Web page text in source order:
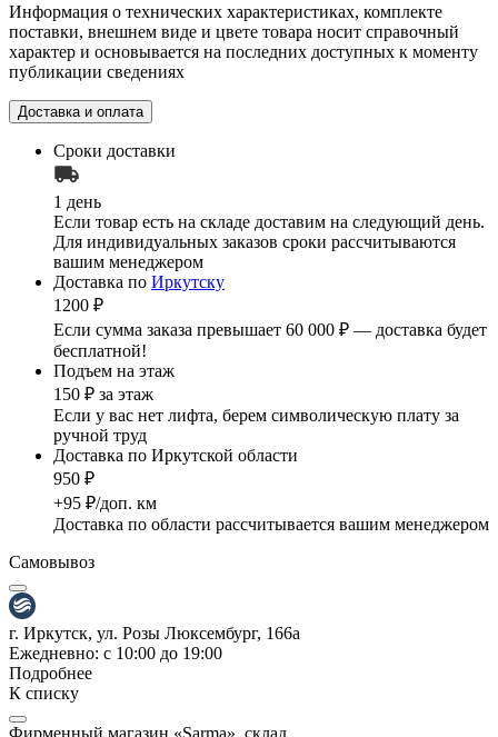
Информация о технических характеристиках, комплекте
поставки, внешнем виде и цвете товара носит справочный
характер и основывается на последних доступных к моменту
публикации сведениях
Доставка и оплата
Сроки доставки
1 день
Если товар есть на складе доставим на следующий день.
Для индивидуальных заказов сроки рассчитываются
вашим менеджером
Доставка по Иркутску
1200 ₽
Если сумма заказа превышает 60 000 ₽ — доставка будет
бесплатной!
Подъем на этаж
150 ₽ за этаж
Если у вас нет лифта, берем символическую плату за
ручной труд
Доставка по Иркутской области
950 ₽
+95 ₽/доп. км
Доставка по области рассчитывается вашим менеджером
Самовывоз
г. Иркутск, ул. Розы Люксембург, 166а
Ежедневно: с 10:00 до 19:00
Подробнее
К списку
Фирменный магазин «Sarma», склад